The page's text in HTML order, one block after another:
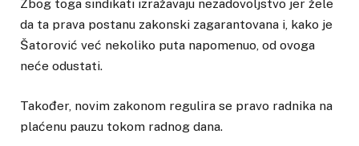
Zbog toga sindikati izražavaju nezadovoljstvo jer žele
da ta prava postanu zakonski zagarantovana i, kako je
Šatorović već nekoliko puta napomenuo, od ovoga
neće odustati.
Također, novim zakonom regulira se pravo radnika na
plaćenu pauzu tokom radnog dana.